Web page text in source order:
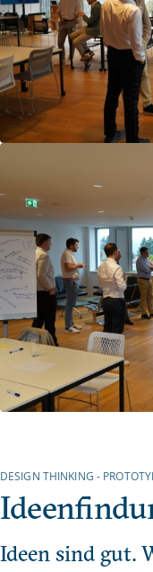
DESIGN THINKING -
Ideen sind gut.